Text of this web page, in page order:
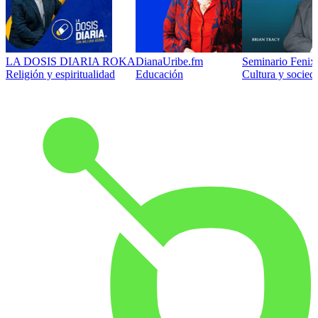
LA DOSIS DIARIA ROKA
Religión y espiritualidad
DianaUribe.fm
Educación
Seminario
Cultura y